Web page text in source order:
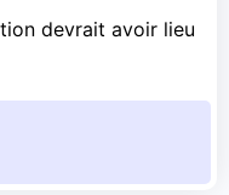
devrait avoir lieu